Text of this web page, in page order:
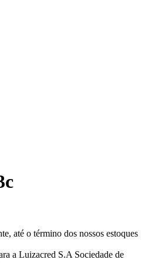
até o término dos nossos estoques
a Luizacred S.A Sociedade de